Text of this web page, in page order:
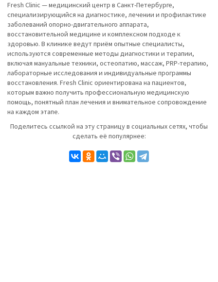
Fresh Clinic — медицинский центр в Санкт-Петербурге,
специализирующийся на диагностике, лечении и профилактике
заболеваний опорно-двигательного аппарата,
восстановительной медицине и комплексном подходе к
здоровью. В клинике ведут приём опытные специалисты,
используются современные методы диагностики и терапии,
включая мануальные техники, остеопатию, массаж, PRP-терапию,
лабораторные исследования и индивидуальные программы
восстановления. Fresh Clinic ориентирована на пациентов,
которым важно получить профессиональную медицинскую
помощь, понятный план лечения и внимательное сопровождение
на каждом этапе.
Поделитесь ссылкой на эту страницу в социальных сетях, чтобы
сделать её популярнее: